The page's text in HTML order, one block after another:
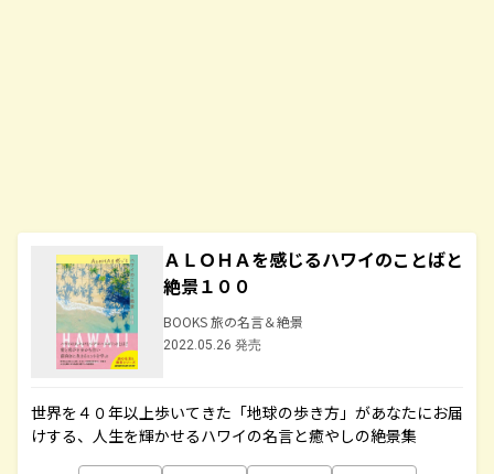
ＡＬＯＨＡを感じるハワイのことばと
絶景１００
BOOKS 旅の名言＆絶景
2022.05.26 発売
世界を４０年以上歩いてきた「地球の歩き方」があなたにお届
けする、人生を輝かせるハワイの名言と癒やしの絶景集